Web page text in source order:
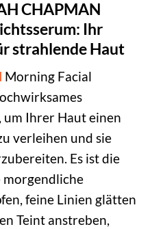
CHAPMAN
Ihr
strahlende Haut
Morning Facial
um Ihrer Haut einen
verleihen und sie
Es ist die
morgendliche
feine Linien glätten
Teint anstreben,